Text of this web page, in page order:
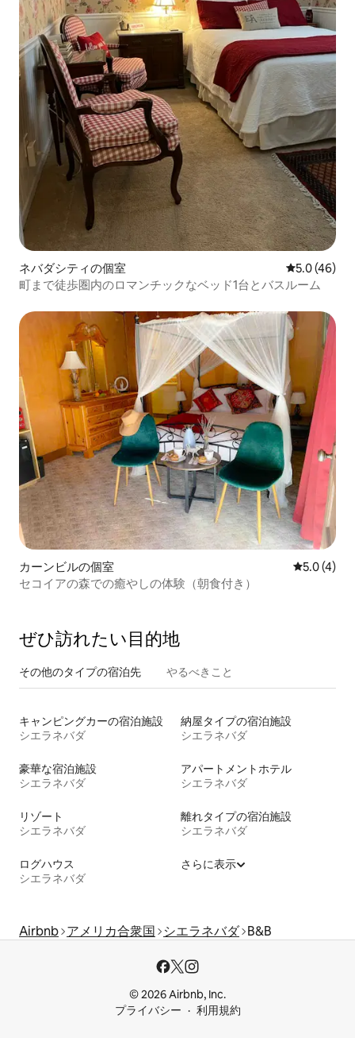
ネバダシティの個室 レビュー46
5.0 (46)
町まで徒歩圏内のロマンチックなベッド1台とバスルーム
カーンビルの個室 レビュー4
5.0 (4)
セコイアの森での癒やしの体験（朝食付き）
ぜひ訪⁠れ⁠た⁠い目⁠的⁠地
その他のタ⁠イ⁠プ⁠の宿⁠泊⁠先 やるべきこと
キャンピングカーの宿泊施設
シエラネバダ
納屋タイプの宿泊施設
シエラネバダ
豪華な宿泊施設
シエラネバダ
アパートメントホテル
シエラネバダ
リゾート
シエラネバダ
離れタイプの宿泊施設
シエラネバダ
ログハウス
シエラネバダ
さらに表示
Airbnb アメリカ合衆国 シエラネバダ B&B
© 2026 Airbnb, Inc.
プライバシー
利用規約